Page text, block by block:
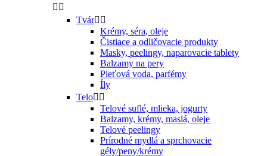
 
Tvár 
Krémy, séra, oleje
Čistiace a odličovacie produkty
Masky, peelingy, naparovacie tablety
Balzamy na pery
Pleťová voda, parfémy
Íly
Telo 
Telové suflé, mlieka, jogurty
Balzamy, krémy, maslá, oleje
Telové peelingy
Prírodné mydlá a sprchovacie
gély/peny/krémy